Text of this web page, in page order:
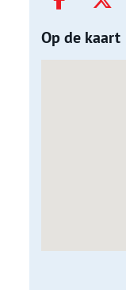
Op de kaart